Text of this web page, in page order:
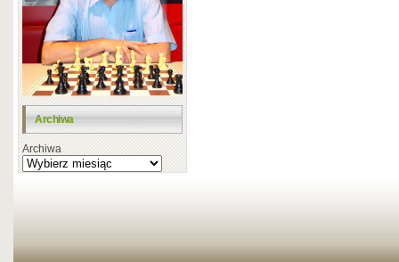
Archiwa
Archiwa